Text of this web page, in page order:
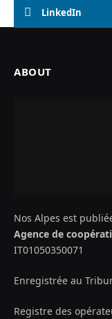
LinkedIn
ABOUT
Nos Alpes est
Agence de
IT01050350071
Enregistrée au
Registre des